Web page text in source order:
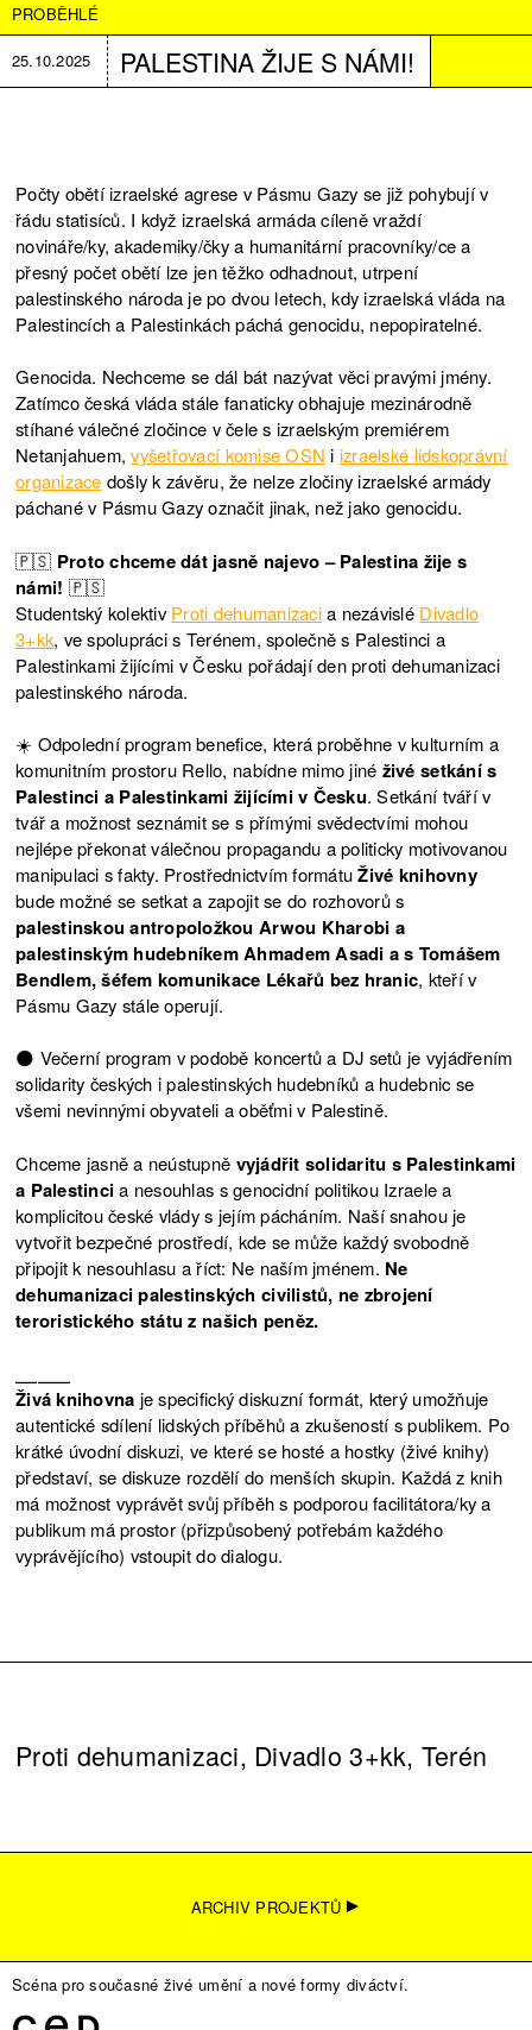
PROBĚHLÉ
25.10.2025 PALESTINA ŽIJE S NÁMI!
Počty obětí izraelské agrese v Pásmu Gazy se již pohybují v
řádu statisíců. I když izraelská armáda cíleně vraždí
novináře/ky, akademiky/čky a humanitární pracovníky/ce a
přesný počet obětí lze jen těžko odhadnout, utrpení
palestinského národa je po dvou letech, kdy izraelská vláda na
Palestincích a Palestinkách páchá genocidu, nepopiratelné.
Genocida. Nechceme se dál bát nazývat věci pravými jmény.
Zatímco česká vláda stále fanaticky obhajuje mezinárodně
stíhané válečné zločince v čele s izraelským premiérem
Netanjahuem,vyšetřovací komise OSN i izraelské lidskoprávní
organizace došly k závěru, že nelze zločiny izraelské armády
páchané v Pásmu Gazy označit jinak, než jako genocidu.
🇵🇸 Proto chceme dát jasně najevo – Palestina žije s
námi! 🇵🇸
Studentský kolektiv Proti dehumanizacia nezávislé Divadlo
3+kk, ve spolupráci s Terénem, společně s Palestinci a
Palestinkami žijícími v Česku pořádají den proti dehumanizaci
palestinského národa.
☀️ Odpolední program benefice, která proběhne v kulturním a
komunitním prostoru Rello, nabídne mimo jiné živé setkání s
Palestinci a Palestinkami žijícími v Česku. Setkání tváří v
tvář a možnost seznámit se s přímými svědectvími mohou
nejlépe překonat válečnou propagandu a politicky motivovanou
manipulaci s fakty. Prostřednictvím formátuŽivé knihovny
bude možné se setkat a zapojit se do rozhovorů s
palestinskou antropoložkou Arwou Kharobi a
palestinským hudebníkem Ahmadem Asadi a s Tomášem
Bendlem, šéfem komunikace Lékařů bez hranic, kteří v
Pásmu Gazy stále operují.
🌑 Večerní program v podobě koncertů a DJ setů je vyjádřením
solidarity českých i palestinských hudebníků a hudebnic se
všemi nevinnými obyvateli a oběťmi v Palestině.
Chceme jasně a neústupně vyjádřit solidaritu s Palestinkami
a Palestincia nesouhlas s genocidní politikou Izraele a
komplicitou české vlády s jejím pácháním. Naší snahou je
vytvořit bezpečné prostředí, kde se může každý svobodně
připojit k nesouhlasu a říct: Ne naším jménem. Ne
dehumanizaci palestinských civilistů, ne zbrojení
teroristického státu z našich peněz.
Živá knihovna je specifický diskuzní formát, který umožňuje
autentické sdílení lidských příběhů a zkušeností s publikem. Po
krátké úvodní diskuzi, ve které se hosté a hostky (živé knihy)
představí, se diskuze rozdělí do menších skupin. Každá z knih
má možnost vyprávět svůj příběh s podporou facilitátora/ky a
publikum má prostor (přizpůsobený potřebám každého
vyprávějícího) vstoupit do dialogu.
Proti dehumanizaci, Divadlo 3+kk, Terén
ARCHIV PROJEKTŮ
Scéna pro současné živé umění a nové formy diváctví.